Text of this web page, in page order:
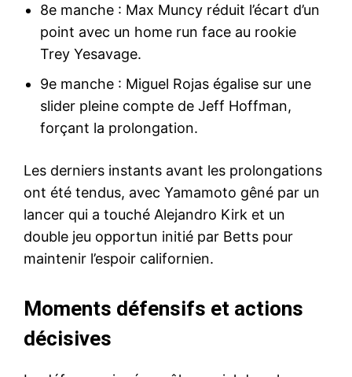
8e manche : Max Muncy réduit l’écart d’un
point avec un home run face au rookie
Trey Yesavage.
9e manche : Miguel Rojas égalise sur une
slider pleine compte de Jeff Hoffman,
forçant la prolongation.
Les derniers instants avant les prolongations
ont été tendus, avec Yamamoto gêné par un
lancer qui a touché Alejandro Kirk et un
double jeu opportun initié par Betts pour
maintenir l’espoir californien.
Moments défensifs et actions
décisives